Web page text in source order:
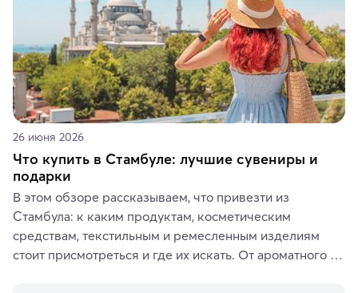
26 июня 2026
Что купить в Стамбуле: лучшие сувениры и
подарки
В этом обзоре рассказываем, что привезти из
Стамбула: к каким продуктам, косметическим
средствам, текстильным и ремесленным изделиям
стоит присмотреться и где их искать. От ароматного